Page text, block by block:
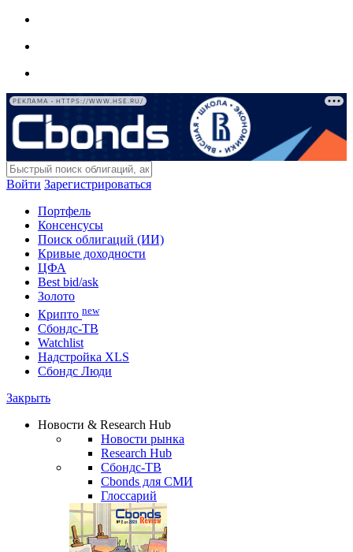
РЕКЛАМА • HTTPS://WWW.HSE.RU/
Войти Зарегистрироваться
Портфель
Консенсусы
Поиск облигаций (ИИ)
Кривые доходности
ЦФА
Best bid/ask
Золото
Крипто new
Сбондс-ТВ
Watchlist
Надстройка XLS
Сбондс Люди
Закрыть
Новости & Research Hub
Новости рынка
Research Hub
Сбондс-ТВ
Cbonds для СМИ
Глоссарий